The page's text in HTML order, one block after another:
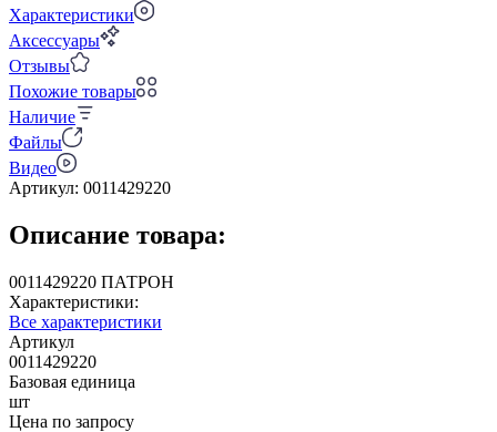
Характеристики
Аксессуары
Отзывы
Похожие товары
Наличие
Файлы
Видео
Артикул: 0011429220
Описание товара:
0011429220 ПАТРОН
Характеристики:
Все характеристики
Артикул
0011429220
Базовая единица
шт
Цена по запросу